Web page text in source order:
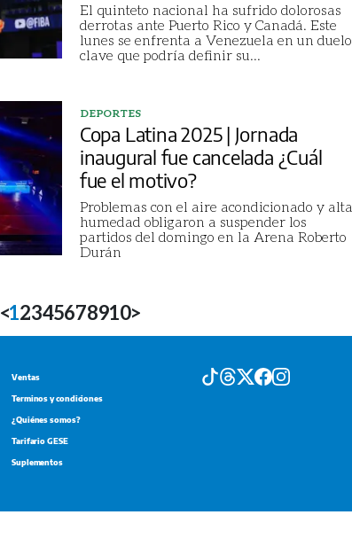
El quinteto nacional ha sufrido dolorosas
derrotas ante Puerto Rico y Canadá. Este
lunes se enfrenta a Venezuela en un duelo
clave que podría definir su...
DEPORTES
Copa Latina 2025 | Jornada
inaugural fue cancelada ¿Cuál
fue el motivo?
Problemas con el aire acondicionado y alta
humedad obligaron a suspender los
partidos del domingo en la Arena Roberto
Durán
<12345678910>
Ventas
Terminos y condiciones
¿Quiénes somos?
Tarifario GESE
Suplementos